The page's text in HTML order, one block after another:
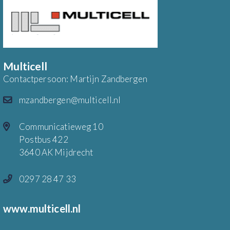
Multicell
Contactpersoon: Martijn Zandbergen
mzandbergen@multicell.nl
Communicatieweg 10
Postbus 422
3640 AK Mijdrecht
0297 28 47 33
www.multicell.nl